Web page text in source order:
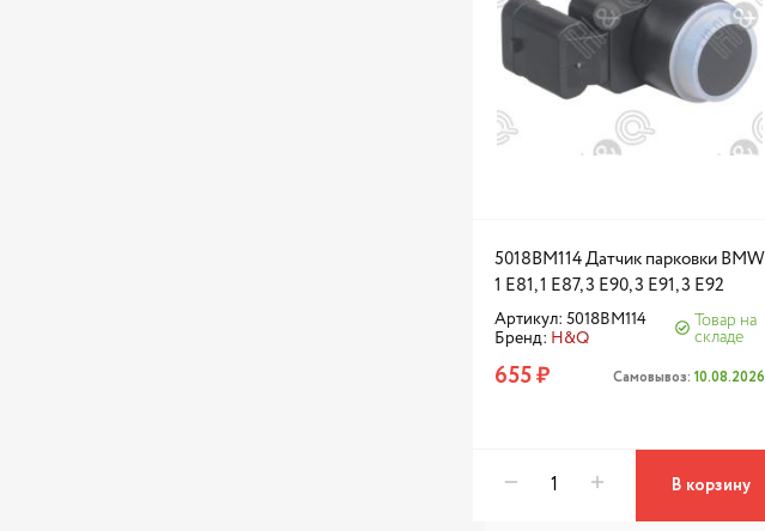
5018BM114 Датчик парковки BMW
1 E81, 1 E87, 3 E90, 3 E91, 3 E92
Артикул: 5018BM114
Бренд: H&Q
Товар на
складе
655 ₽ Самовывоз: 10.08.2026
В корзину